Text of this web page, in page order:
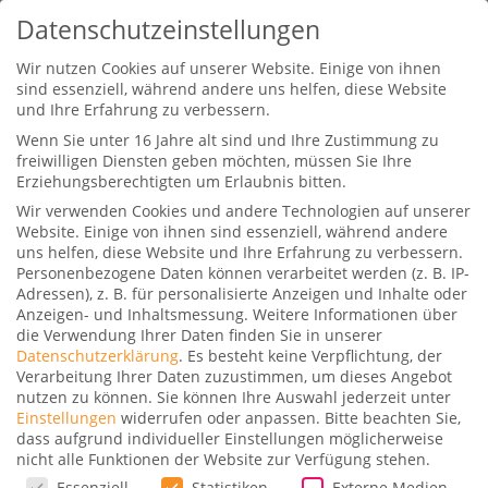
Weil es ein DEAL war: Las Vegas
im Winter, auch sehr nett!
Gepostet vonStefan|9. Januar 2019|1 |
Weil es ein DEAL war: Las Vegas im Winter, auch
sehr nett!| GlobalTraveler.TV
Datenschutzeinstellungen
Wir nutzen Cookies auf unserer Website. Einige von ihnen
sind essenziell, während andere uns helfen, diese Website
und Ihre Erfahrung zu verbessern.
Wenn Sie unter 16 Jahre alt sind und Ihre Zustimmung zu
freiwilligen Diensten geben möchten, müssen Sie Ihre
Erziehungsberechtigten um Erlaubnis bitten.
Wir verwenden Cookies und andere Technologien auf unserer
Website. Einige von ihnen sind essenziell, während andere
uns helfen, diese Website und Ihre Erfahrung zu verbessern.
Personenbezogene Daten können verarbeitet werden (z. B. IP-
Adressen), z. B. für personalisierte Anzeigen und Inhalte oder
Anzeigen- und Inhaltsmessung. Weitere Informationen über
die Verwendung Ihrer Daten finden Sie in unserer
Datenschutzerklärung. Es besteht keine Verpflichtung, der
Verarbeitung Ihrer Daten zuzustimmen, um dieses Angebot
nutzen zu können. Sie können Ihre Auswahl jederzeit unter
Einstellungen widerrufen oder anpassen. Bitte beachten Sie,
dass aufgrund individueller Einstellungen möglicherweise
nicht alle Funktionen der Website zur Verfügung stehen.
Datenschutzeinstellungen